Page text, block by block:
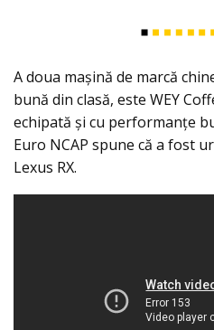
A doua mașină de marcă
bună din clasă, este WEY
echipată și cu performanțe
Euro NCAP spune că a fost
Lexus RX.